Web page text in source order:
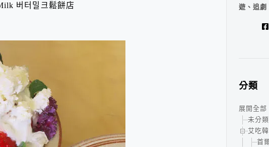
버터밀크鬆餅店
遊、追劇
分類
展開全部
未分類
艾吃
首